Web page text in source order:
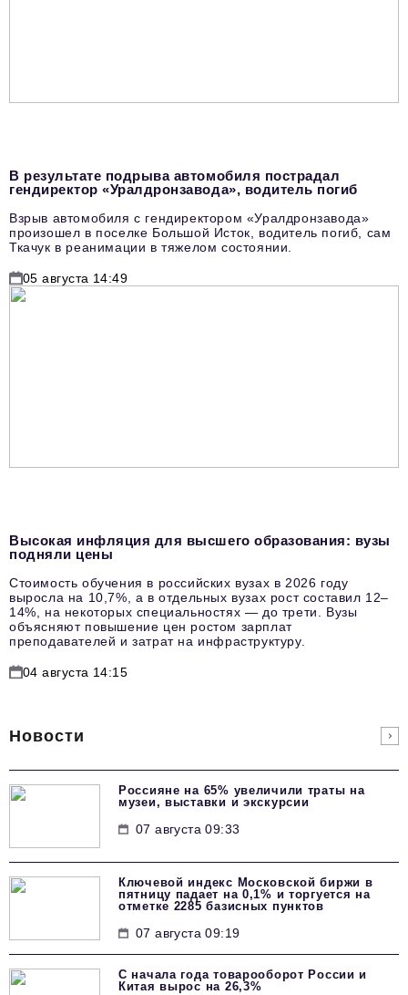
В результате подрыва автомобиля пострадал
гендиректор «Уралдронзавода», водитель погиб
Взрыв автомобиля с гендиректором «Уралдронзавода»
произошел в поселке Большой Исток, водитель погиб, сам
Ткачук в реанимации в тяжелом состоянии.
05 августа 14:49
Высокая инфляция для высшего образования: вузы
подняли цены
Стоимость обучения в российских вузах в 2026 году
выросла на 10,7%, а в отдельных вузах рост составил 12–
14%, на некоторых специальностях — до трети. Вузы
объясняют повышение цен ростом зарплат
преподавателей и затрат на инфраструктуру.
04 августа 14:15
Новости
Россияне на 65% увеличили траты на
музеи, выставки и экскурсии
07 августа 09:33
Ключевой индекс Московской биржи в
пятницу падает на 0,1% и торгуется на
отметке 2285 базисных пунктов
07 августа 09:19
С начала года товарооборот России и
Китая вырос на 26,3%